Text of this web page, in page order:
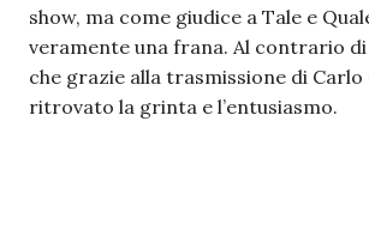
show, ma come giudice a Tale e
veramente una frana. Al contrario
che grazie alla trasmissione di Carlo
ritrovato la grinta e l’entusiasmo.